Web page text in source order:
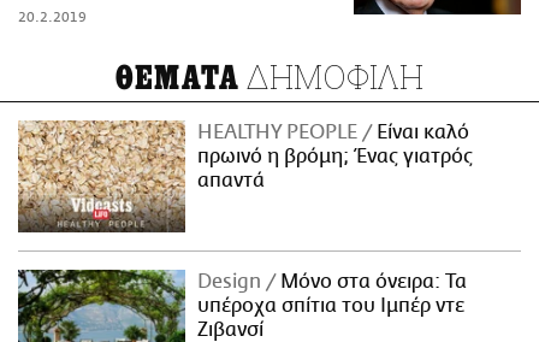
20.2.2019
ΘΕΜΑΤΑ ΔΗΜΟΦΙΛΗ
HEALTHY PEOPLE
Είναι καλό
πρωινό η βρόμη; Ένας γιατρός
απαντά
Design
Μόνο στα όνειρα: Τα
υπέροχα σπίτια του Ιμπέρ ντε
Ζιβανσί